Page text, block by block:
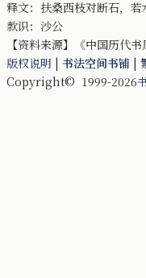
释文：扶桑西枝对断石，若
款识：沙公
【资料来源】《中国历代
版权说明 | 书法空间书铺 |
Copyright© 1999-2026